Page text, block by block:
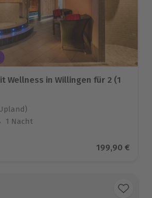
Wellness in Willingen für 2 (1
1 Nacht
basierend auf 31 Bewertungen
Aktueller
199,90 €